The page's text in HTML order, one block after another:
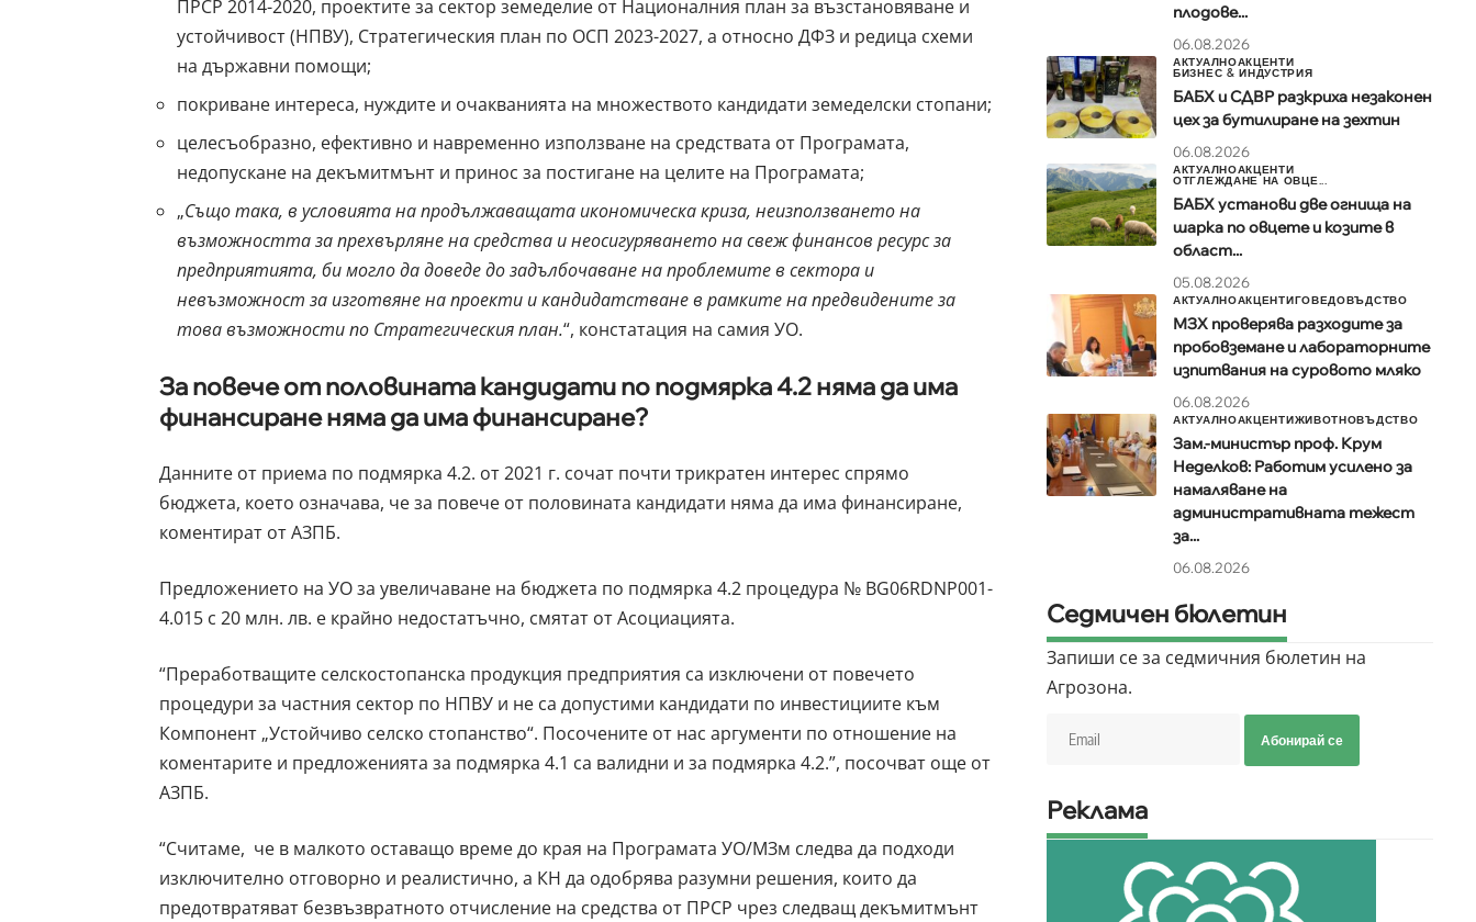
ПРСР 2014-2020, проектите за сектор земеделие от Националния план за възстановяване и
устойчивост (НПВУ), Стратегическия план по ОСП 2023-2027, а относно ДФЗ и редица схеми
на държавни помощи;
покриване интереса, нуждите и очакванията на множеството кандидати земеделски стопани;
целесъобразно, ефективно и навременно използване на средствата от Програмата,
недопускане на декъмитмънт и принос за постигане на целите на Програмата;
„Също така, в условията на продължаващата икономическа криза, неизползването на
възможността за прехвърляне на средства и неосигуряването на свеж финансов ресурс за
предприятията, би могло да доведе до задълбочаване на проблемите в сектора и
невъзможност за изготвяне на проекти и кандидатстване в рамките на предвидените за
това възможности по Стратегическия план.“, констатация на самия УО.
За повече от половината кандидати по подмярка 4.2 няма да има
финансиране няма да има финансиране?
Данните от приема по подмярка 4.2. от 2021 г. сочат почти трикратен интерес спрямо
бюджета, което означава, че за повече от половината кандидати няма да има финансиране,
коментират от АЗПБ.
Предложението на УО за увеличаване на бюджета по подмярка 4.2 процедура № BG06RDNP001-
4.015 с 20 млн. лв. е крайно недостатъчно, смятат от Асоциацията.
“Преработващите селскостопанска продукция предприятия са изключени от повечето
процедури за частния сектор по НПВУ и не са допустими кандидати по инвестициите към
Компонент „Устойчиво селско стопанство“. Посочените от нас аргументи по отношение на
коментарите и предложенията за подмярка 4.1 са валидни и за подмярка 4.2.”, посочват още от
АЗПБ.
“Считаме, че в малкото оставащо време до края на Програмата УО/МЗм следва да подходи
изключително отговорно и реалистично, а КН да одобрява разумни решения, които да
предотвратяват безвъзвратното отчисление на средства от ПРСР чрез следващ декъмитмънт
плодове...
06.08.2026
АКТУАЛНОАКЦЕНТИ
БИЗНЕС & ИНДУСТРИЯ
БАБХ и СДВР разкриха незаконен
цех за бутилиране на зехтин
06.08.2026
АКТУАЛНОАКЦЕНТИ
ОТГЛЕЖДАНЕ НА ОВЦЕ...
БАБХ установи две огнища на
шарка по овцете и козите в
област...
05.08.2026
АКТУАЛНОАКЦЕНТИГОВЕДОВЪДСТВО
МЗХ проверява разходите за
пробовземане и лабораторните
изпитвания на суровото мляко
06.08.2026
АКТУАЛНОАКЦЕНТИЖИВОТНОВЪДСТВО
Зам.-министър проф. Крум
Неделков: Работим усилено за
намаляване на
административната тежест
за...
06.08.2026
Седмичен бюлетин
Запиши се за седмичния бюлетин на
Агрозона.
Абонирай се
Реклама